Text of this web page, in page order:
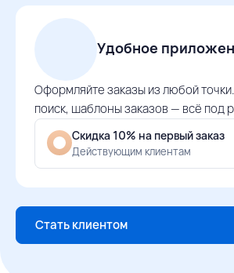
Удобное
Оформляйте заказы из любой
поиск, шаблоны заказов — всё под
Скидка 10% на первый заказ
Действующим клиентам
Стать клиентом